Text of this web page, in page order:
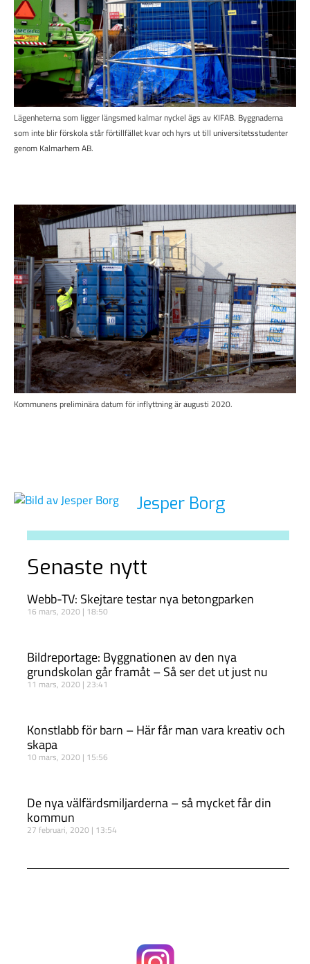
Lägenheterna som ligger längsmed kalmar nyckel ägs av KIFAB. Byggnaderna
som inte blir förskola står förtillfället kvar och hyrs ut till universitetsstudenter
genom Kalmarhem AB.
Kommunens preliminära datum för inflyttning är augusti 2020.
Jesper Borg
Senaste nytt
Webb-TV: Skejtare testar nya betongparken
16 mars, 2020 18:50
Bildreportage: Byggnationen av den nya
grundskolan går framåt – Så ser det ut just nu
11 mars, 2020 23:41
Konstlabb för barn – Här får man vara kreativ och
skapa
10 mars, 2020 15:56
De nya välfärdsmiljarderna – så mycket får din
kommun
27 februari, 2020 13:54